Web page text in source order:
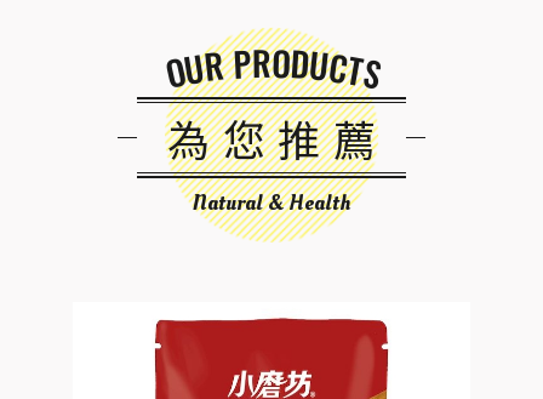
OUR PRODUCTS
為您推薦
Natural & Health